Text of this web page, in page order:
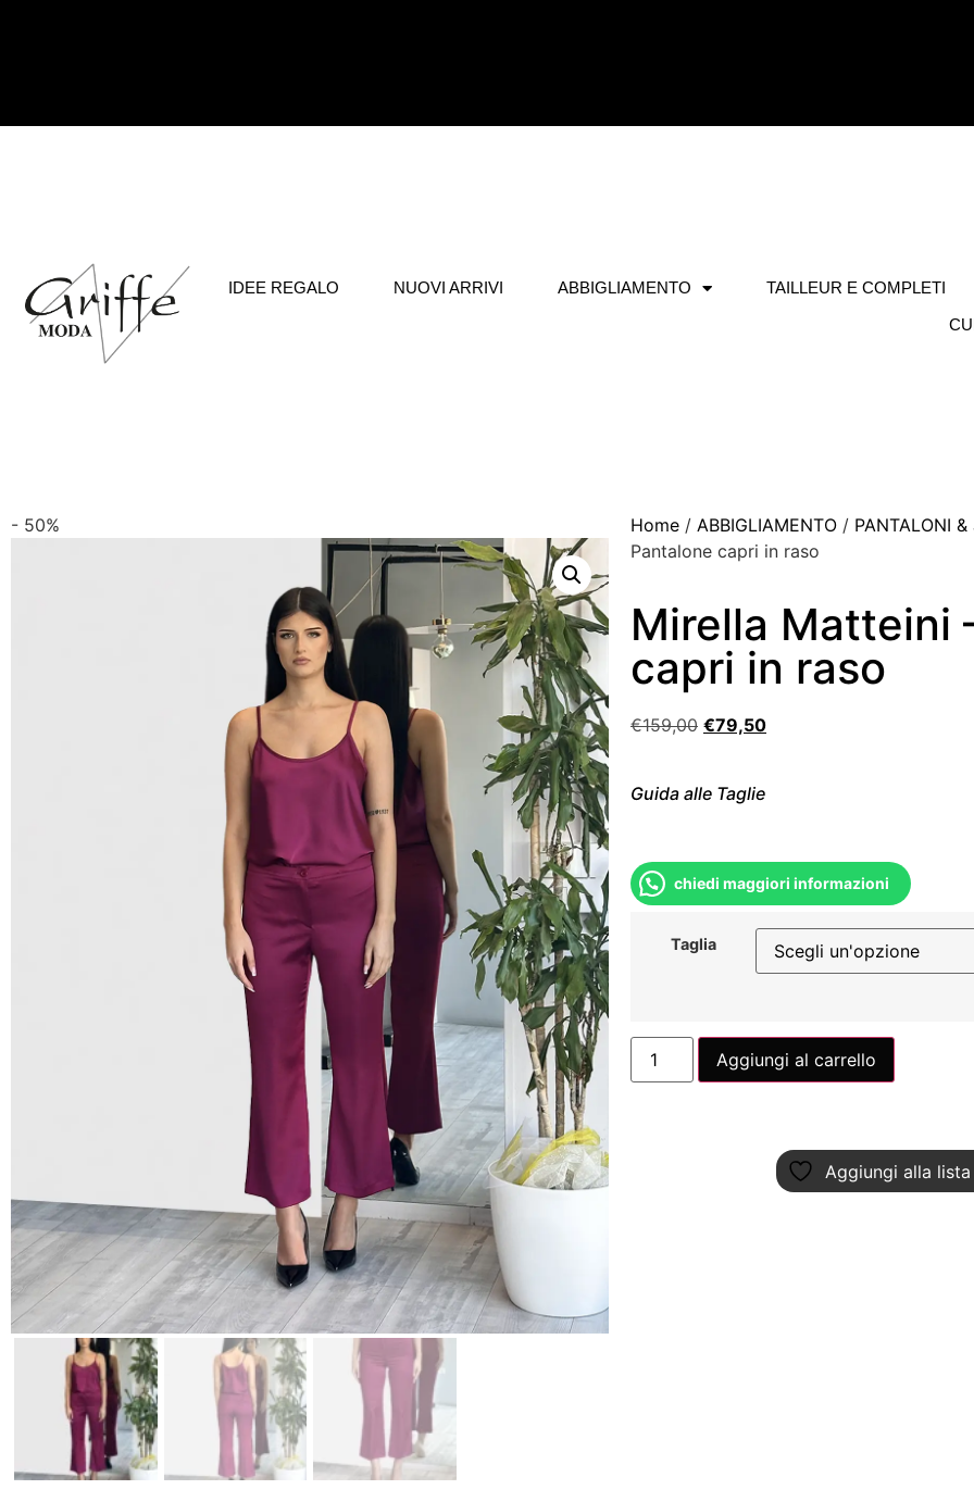
IDEE REGALO NUOVI ARRIVI ABBIGLIAMENTO TAILLEUR E COMPLETI
- 50% Home / ABBIGLIAMENTO / PANTALONI &
Pantalone capri in raso
Mirella Matteini
capri in raso
€159,00 €79,50
Guida alle Taglie
chiedi maggiori informazioni
Taglia
Aggiungi al carrello
Aggiungi alla